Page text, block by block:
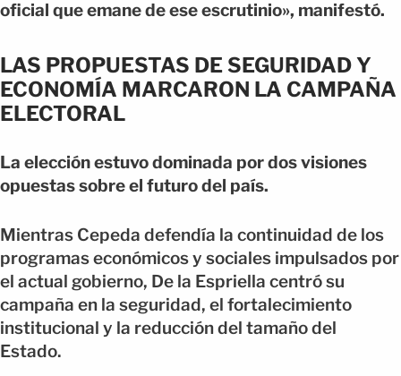
oficial que emane de ese escrutinio», manifestó.
LAS PROPUESTAS DE SEGURIDAD Y
ECONOMÍA MARCARON LA CAMPAÑA
ELECTORAL
La elección estuvo dominada por dos visiones
opuestas sobre el futuro del país.
Mientras Cepeda defendía la continuidad de los
programas económicos y sociales impulsados por
el actual gobierno, De la Espriella centró su
campaña en la seguridad, el fortalecimiento
institucional y la reducción del tamaño del
Estado.